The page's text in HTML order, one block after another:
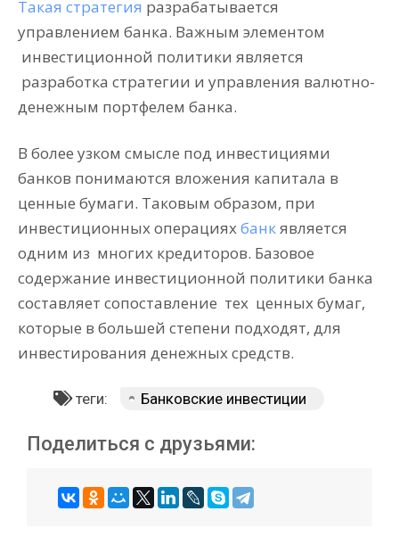
Такая стратегия разрабатывается
управлением банка. Важным элементом
инвестиционной политики является
разработка стратегии и управления валютно-
денежным портфелем банка.
В более узком смысле под инвестициями
банков понимаются вложения капитала в
ценные бумаги. Таковым образом, при
инвестиционных операцияхбанкявляется
одним из многих кредиторов. Базовое
содержание инвестиционной политики банка
составляет сопоставление тех ценных бумаг,
которые в большей степени подходят, для
инвестирования денежных средств.
теги: Банковские инвестиции
Поделиться с друзьями: